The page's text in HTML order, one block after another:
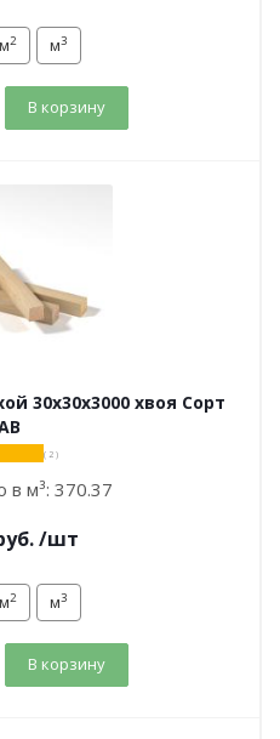
м2 м3
В корзину
30х30х3000 хвоя Сорт
( 2 )
в м³: 370.37
/шт
м2 м3
В корзину